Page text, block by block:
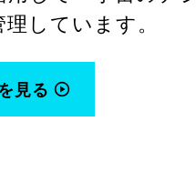
理しています。
見る